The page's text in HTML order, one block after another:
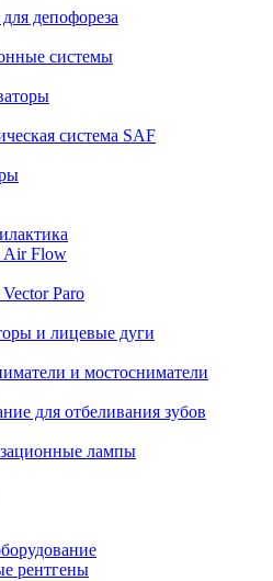
депофореза
системы
система SAF
Air Flow
Paro
и лицевые дуги
и мостосниматели
для отбеливания зубов
лампы
рентгены